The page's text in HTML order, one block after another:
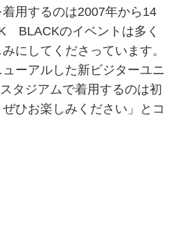
用するのは2007年から14
BLACKのイベントは多く
にしてくださっています。
ーアルした新ビジターユニ
タジアムで着用するのは初
ひお楽しみください」とコ